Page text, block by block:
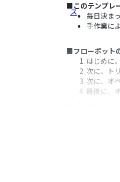
■このテンプレ
毎日決ま
手作業に
■フローボット
はじめに
次に、ト
次に、オ
最後に、